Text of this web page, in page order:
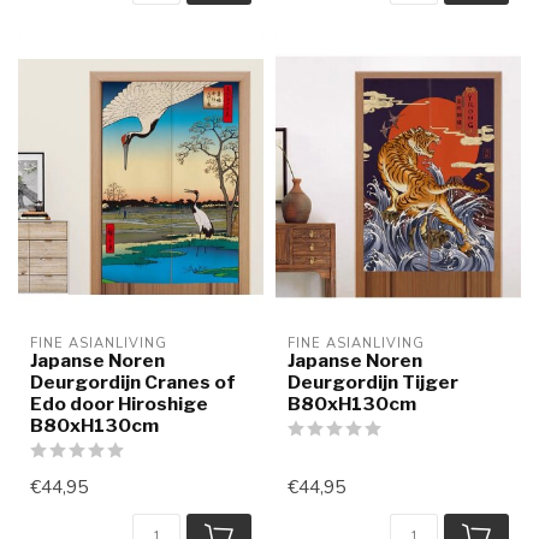
FINE ASIANLIVING
Japanse Noren
Deurgordijn Cranes of
Edo door Hiroshige
B80xH130cm
€44,95
FINE ASIANLIVING
Japanse Noren
Deurgordijn Tijger
B80xH130cm
€44,95